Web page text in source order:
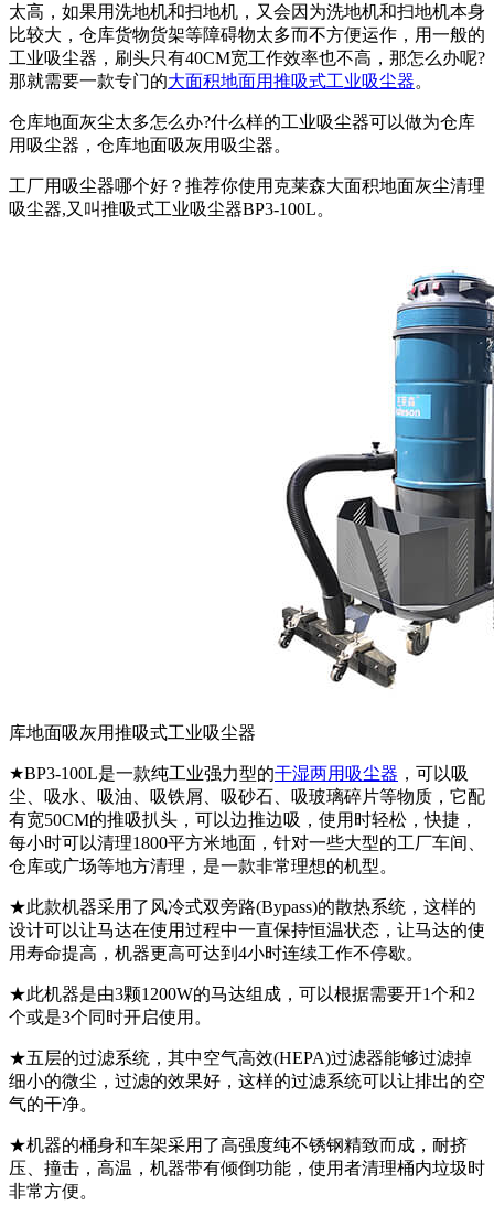
太高，如果用洗地机和扫地机，又会因为洗地机和扫地机本身
比较大，仓库货物货架等障碍物太多而不方便运作，用一般的
工业吸尘器，刷头只有40CM宽工作效率也不高，那怎么办呢?
那就需要一款专门的大面积地面用推吸式工业吸尘器。
仓库地面灰尘太多怎么办?什么样的工业吸尘器可以做为仓库
用吸尘器，仓库地面吸灰用吸尘器。
工厂用吸尘器哪个好？推荐你使用克莱森大面积地面灰尘清理
吸尘器,又叫推吸式工业吸尘器BP3-100L。
库地面吸灰用推吸式工业吸尘器
★BP3-100L是一款纯工业强力型的干湿两用吸尘器 ，可以吸
尘、吸水、吸油、吸铁屑、吸砂石、吸玻璃碎片等物质，它配
有宽50CM的推吸扒头，可以边推边吸，使用时轻松，快捷，
每小时可以清理1800平方米地面，针对一些大型的工厂车间、
仓库或广场等地方清理，是一款非常理想的机型。
★此款机器采用了风冷式双旁路(Bypass)的散热系统，这样的
设计可以让马达在使用过程中一直保持恒温状态，让马达的使
用寿命提高，机器更高可达到4小时连续工作不停歇。
★此机器是由3颗1200W的马达组成，可以根据需要开1个和2
个或是3个同时开启使用。
★五层的过滤系统，其中空气高效(HEPA)过滤器能够过滤掉
细小的微尘，过滤的效果好，这样的过滤系统可以让排出的空
气的干净。
★机器的桶身和车架采用了高强度纯不锈钢精致而成，耐挤
压、撞击，高温，机器带有倾倒功能，使用者清理桶内垃圾时
非常方便。